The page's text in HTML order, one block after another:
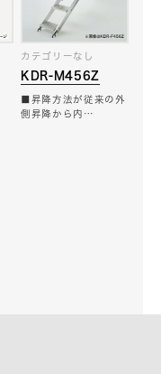
KDR-M456Z
カテゴリーなし
■昇降方法が従来の外
側昇降から内…